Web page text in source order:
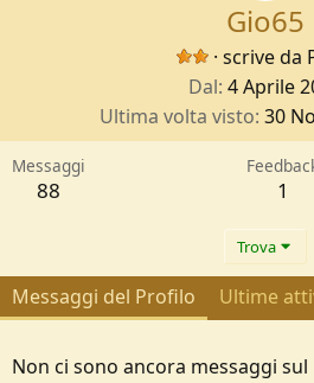
Gio65
· scrive da
Dal 4 Aprile
Ultima volta visto 30
Messaggi
88 1
Trova
Messaggi del Profilo Ultime
Non ci sono ancora messaggi